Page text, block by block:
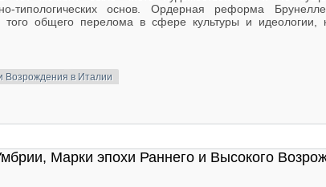
типологических основ. Ордерная реформа
того общего перелома в сфере культуры и идеологии,
Возрождения в Италии
Марки эпохи Раннего и Высокого